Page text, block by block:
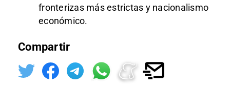
fronterizas más estrictas y nacionalismo
económico.
Compartir